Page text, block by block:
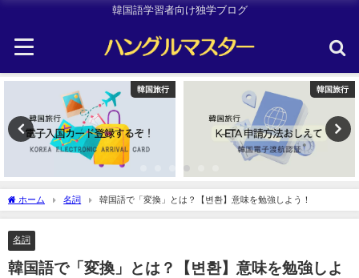
韓国語学習者向け独学ブログ
韓国旅行 韓国旅行
ホーム 名詞 韓国語で「変換」とは？【변환】意味を勉強しよう！
名詞
韓国語で「変換」とは？【변환】意味を勉強しよ